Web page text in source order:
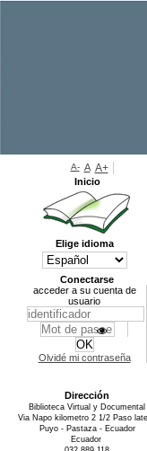
A- A A+
Inicio
Elige idioma
Conectarse
acceder a su cuenta de
usuario
Olvidé mi contraseña
Dirección
Biblioteca Virtual y Documental
Via Napo kilometro 2 1/2 Paso
Puyo - Pastaza - Ecuador
Ecuador